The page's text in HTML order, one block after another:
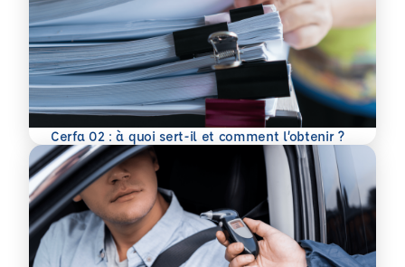
Cerfa 02 : à quoi sert-il et comment l’obtenir ?
En savoir plus